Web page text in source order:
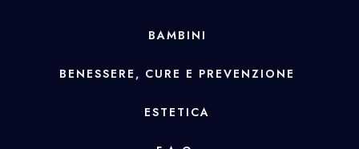
BAMBINI
BENESSERE, CURE E PREVENZIONE
ESTETICA